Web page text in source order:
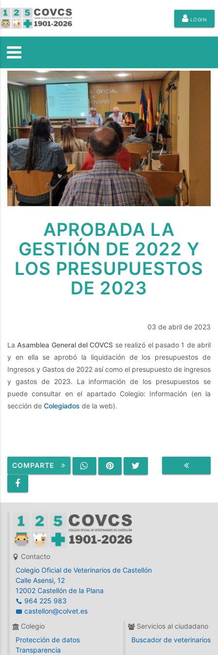
LOGIN
APROBADA LA
GESTIÓN DE 2022 Y
LOS PRESUPUESTOS
DE 2023
03 de abril de 2023
La Asamblea General del COVCS se realizó el pasado 1 de abril
y en ella se aprobó la liquidación de los presupuestos de
Ingresos y Gastos de 2022 así como el presupuesto de ingresos
y gastos de 2023. La información de los presupuestos se
puede consultar en el apartado Colegio: Información (en la
sección de Colegiados de la web).
COMPARTE
Contacto
Colegio Oficial de Veterinarios de Castellón
Calle Asensi, 12
12002 Castellón de la Plana
964 225 983
castellon@colvet.es
Colegio
Protección de datos
Transparencia
Servicios al ciudadano
Buscador de veterinarios